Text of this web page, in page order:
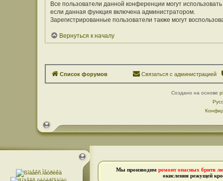
Все пользователи данной конференции могут
если данная функция включена администратором.
Зарегистрированные пользователи также могут
Вернуться к началу
Список форумов Связаться с администрацией
Создано на основе
Мы производим ремонт опасных бритв
окисления режущей